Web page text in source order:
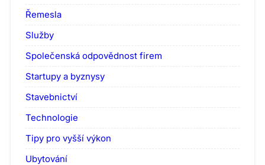
Řemesla
Služby
Společenská odpovědnost firem
Startupy a byznysy
Stavebnictví
Technologie
Tipy pro vyšší výkon
Ubytování